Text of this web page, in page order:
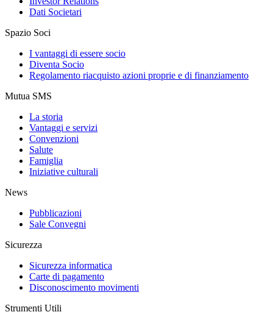
Dati Societari
Spazio Soci
I vantaggi di essere socio
Diventa Socio
Regolamento riacquisto azioni proprie e di finanziamento
Mutua SMS
La storia
Vantaggi e servizi
Convenzioni
Salute
Famiglia
Iniziative culturali
News
Pubblicazioni
Sale Convegni
Sicurezza
Sicurezza informatica
Carte di pagamento
Disconoscimento movimenti
Strumenti Utili